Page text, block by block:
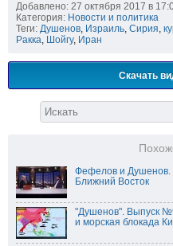
Добавлено: 27 октября 2017 в
Категория: Новости и политика
Теги: Душенов, Израиль, Сирия,
Ракка, Шойгу, Иран
Скачать
Фефелов и Душенов.
Ближний Восток
"Душенов". Выпуск
и морская блокада